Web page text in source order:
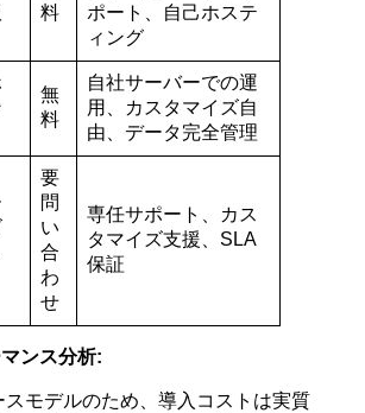
料
ポート、自己ホステ
ィング
無
料
自社サーバーでの運
用、カスタマイズ自
由、データ完全管理
要
問
い
合
わ
せ
専任サポート、カス
タマイズ支援、SLA
保証
ンス分析:
スモデルのため、導入コストは実質